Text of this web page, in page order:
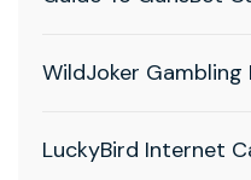
WildJoker
LuckyBird Internet